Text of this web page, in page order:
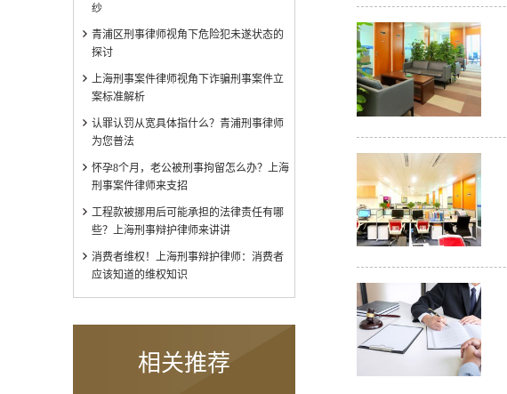
纱
青浦区刑事律师视角下危险犯未遂状态的
探讨
上海刑事案件律师视角下诈骗刑事案件立
案标准解析
认罪认罚从宽具体指什么？青浦刑事律师
为您普法
怀孕8个月，老公被刑事拘留怎么办？上海
刑事案件律师来支招
工程款被挪用后可能承担的法律责任有哪
些？上海刑事辩护律师来讲讲
消费者维权！上海刑事辩护律师：消费者
应该知道的维权知识
相关推荐